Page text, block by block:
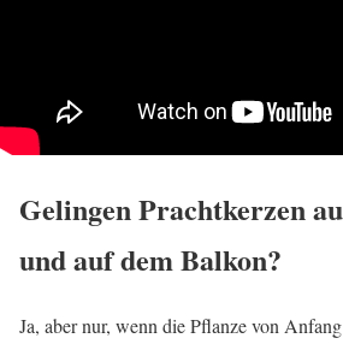
Gelingen Prachtkerzen
und auf dem Balkon?
Ja, aber nur, wenn die Pflanze von